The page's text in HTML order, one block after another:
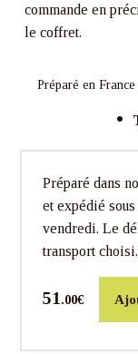
commande en
le coffret.
Préparé en
Préparé dans
et expédié
vendredi. Le
transport choisi.
51 .00€